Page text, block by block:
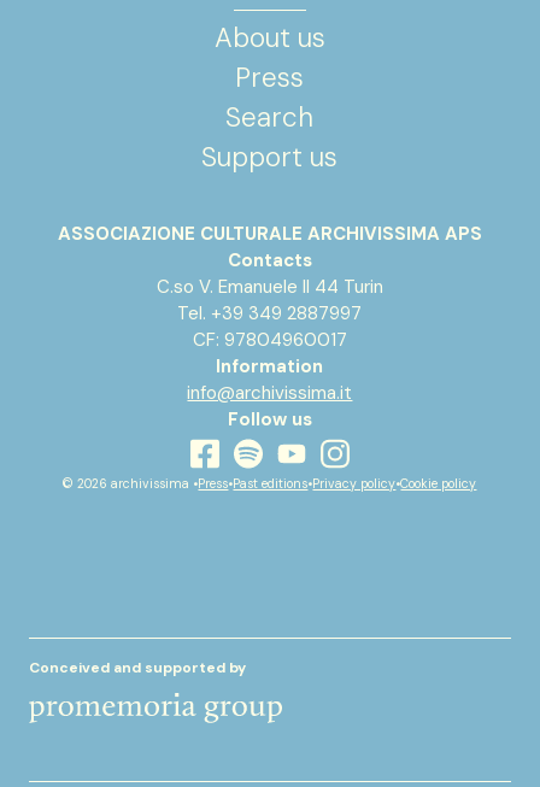
About us
Press
Search
Support us
ASSOCIAZIONE CULTURALE ARCHIVISSIMA APS
Contacts
C.so V. Emanuele II 44 Turin
Tel. +39 349 2887997
CF: 97804960017
Information
info@archivissima.it
Follow us
facebook
spotifyyoutubeinstagram
© 2026 archivissima •Press•Past editions•Privacy policy•Cookie policy
Conceived and supported by